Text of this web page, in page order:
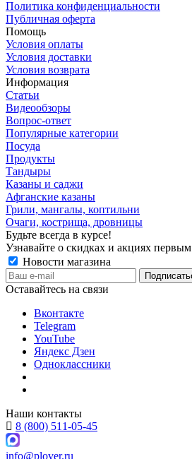
Политика конфиденциальности
Публичная оферта
Помощь
Условия оплаты
Условия доставки
Условия возврата
Информация
Статьи
Видеообзоры
Вопрос-ответ
Популярные категории
Посуда
Продукты
Тандыры
Казаны и саджи
Афганские казаны
Грили, мангалы, коптильни
Очаги, кострища, дровницы
Будьте всегда в курсе!
Узнавайте о скидках и акциях первым
Новости магазина
Оставайтесь на связи
Вконтакте
Telegram
YouTube
Яндекс Дзен
Одноклассники
Наши контакты
8 (800) 511-05-45
info@plover.ru